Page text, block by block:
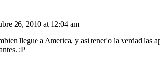
26, 2010 at 12:04 am
llegue a America, y asi tenerlo la verdad las
:P